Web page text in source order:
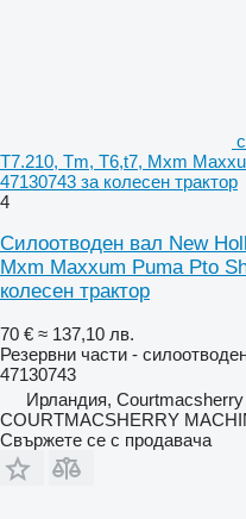
T7.210, Tm, T6,t7, Mxm
47130743 за колесен трактор
4
Силоотводен вал New
Mxm Maxxum Puma Pto
колесен трактор
70 € ≈ 137,10 лв.
Резервни части -
47130743
Ирландия, Courtmacsherry
COURTMACSHERRY
Свържете се с продавача